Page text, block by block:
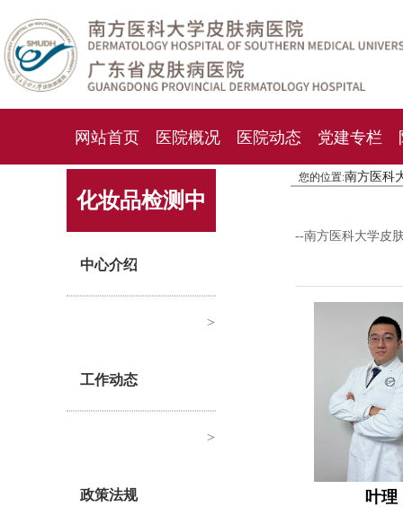
网站首页 医院概况 医院动态 党建专栏
化妆品检测中心 期刊杂志 就诊指南 人才
化妆品检测中
心
中心介绍
>
工作动态
>
政策法规
您的位置:南方医科
--南方医科大学皮
叶理